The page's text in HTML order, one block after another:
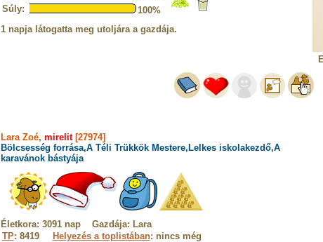
Súly:
100%
1 napja látogatta meg utoljára a gazdája.
Lara Zoé, mirelit[27974]
Bölcsesség forrása,A Téli Trükkök Mestere,Lelkes iskolakezdő,A
karavánok bástyája
Életkora: 3091 nap Gazdája: Lara
TP: 8419 Helyezés a toplistában: nincs még